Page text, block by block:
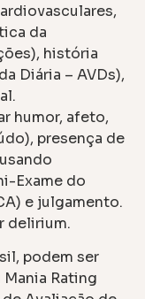
da
história
Diária – AVDs),
humor, afeto,
presença de
Exame do
e julgamento.
delirium.
podem ser
Rating